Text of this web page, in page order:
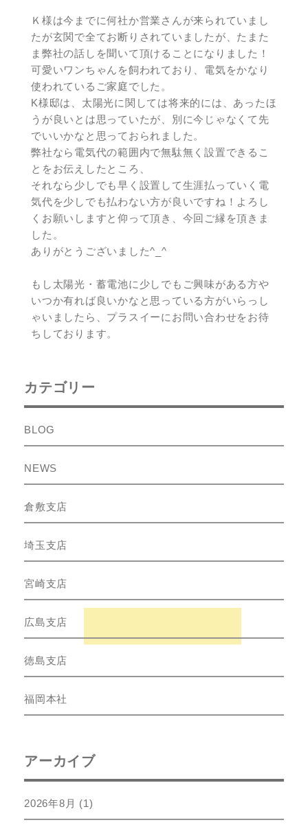
Ｋ様は今までに何社か営業さんが来られていまし
たが玄関で全てお断りされていましたが、たまた
ま弊社の話しを聞いて頂けることになりました！
可愛いワンちゃんを飼われており、電気をかなり
使われているご家庭でした。
K様邸は、太陽光に関しては将来的には、あったほ
うが良いとは思っていたが、別に今じゃなくて先
でいいかなと思っておられました。
弊社なら電気代の範囲内で無駄無く設置できるこ
とをお伝えしたところ、
それなら少しでも早く設置して生涯払っていく電
気代を少しでも払わない方が良いですね！よろし
くお願いしますと仰って頂き、今回ご縁を頂きま
した。
ありがとうございました^_^
もし太陽光・蓄電池に少しでもご興味がある方や
いつか有れば良いかなと思っている方がいらっし
ゃいましたら、プラスイーにお問い合わせをお待
ちしております。
カテゴリー
BLOG
NEWS
倉敷支店
埼玉支店
宮崎支店
広島支店
徳島支店
福岡本社
アーカイブ
2026年8月 (1)